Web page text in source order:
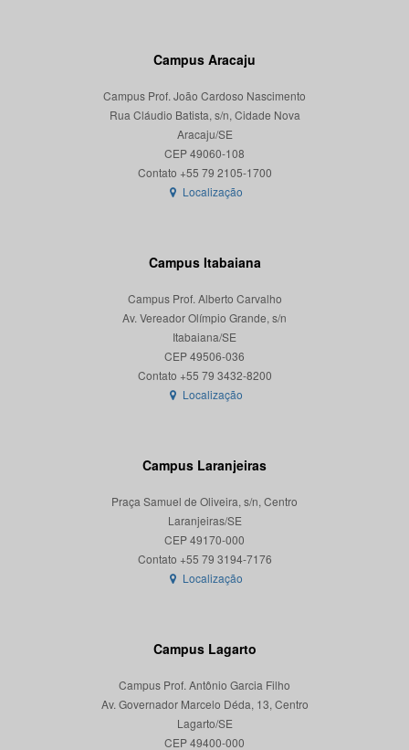
Campus Aracaju
Campus Prof. João Cardoso Nascimento
Rua Cláudio Batista, s/n, Cidade Nova
Aracaju/SE
CEP 49060-108
Localização
Campus Itabaiana
Campus Prof. Alberto Carvalho
Av. Vereador Olímpio Grande, s/n
Itabaiana/SE
CEP 49506-036
Localização
Campus Laranjeiras
Praça Samuel de Oliveira, s/n, Centro
Laranjeiras/SE
CEP 49170-000
Localização
Campus Lagarto
Campus Prof. Antônio Garcia Filho
Av. Governador Marcelo Déda, 13, Centro
Lagarto/SE
CEP 49400-000